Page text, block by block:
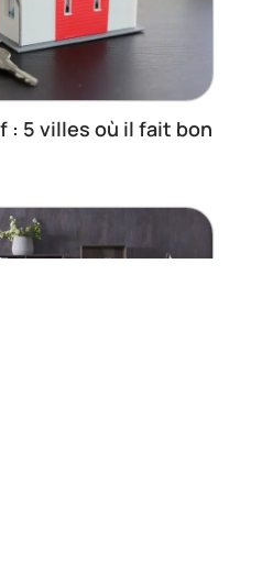
: 5 villes où il fait bon